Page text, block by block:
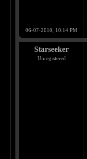
06-07-2010, 10:14 PM
Starseeker
Unregistered